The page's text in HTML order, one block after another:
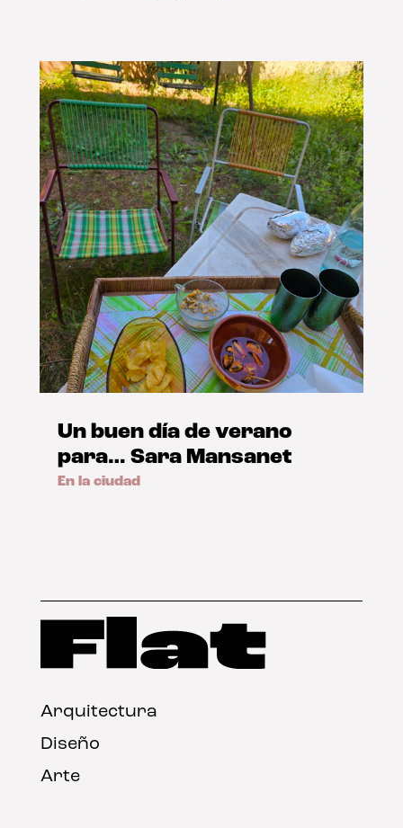
Un buen día de verano
para… Sara Mansanet
En la ciudad
Arquitectura
Diseño
Arte